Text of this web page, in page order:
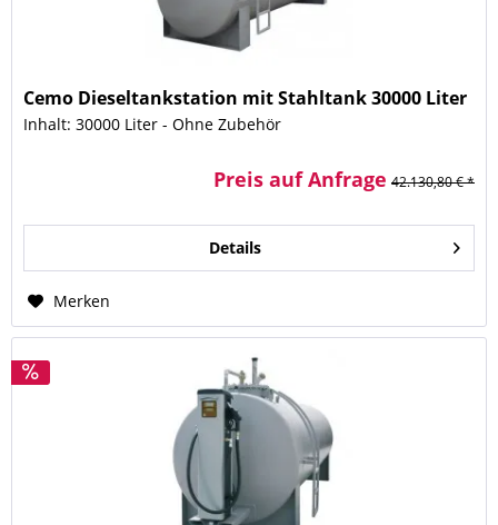
Cemo Dieseltankstation mit Stahltank 30000 Liter
Inhalt: 30000 Liter - Ohne Zubehör
Preis auf Anfrage 42.130,80 € *
Details
Merken